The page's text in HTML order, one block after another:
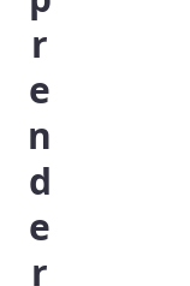
r
e
n
d
e
r